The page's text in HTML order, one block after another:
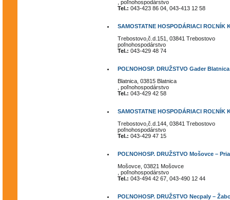
, poľnohospodárstvo
Tel.: 043-423 86 04, 043-413 12 58
SAMOSTATNE HOSPODÁRIACI ROĽNÍK
Trebostovo,č.d.151, 03841 Trebostovo
poľnohospodárstvo
Tel.: 043-429 48 74
POĽNOHOSP. DRUŽSTVO Gader Blatnica
Blatnica, 03815 Blatnica
, poľnohospodárstvo
Tel.: 043-429 42 58
SAMOSTATNE HOSPODÁRIACI ROĽNÍK
Trebostovo,č.d.144, 03841 Trebostovo
poľnohospodárstvo
Tel.: 043-429 47 15
POĽNOHOSP. DRUŽSTVO Mošovce –
Mošovce, 03821 Mošovce
, poľnohospodárstvo
Tel.: 043-494 42 67, 043-490 12 44
POĽNOHOSP. DRUŽSTVO Necpaly –